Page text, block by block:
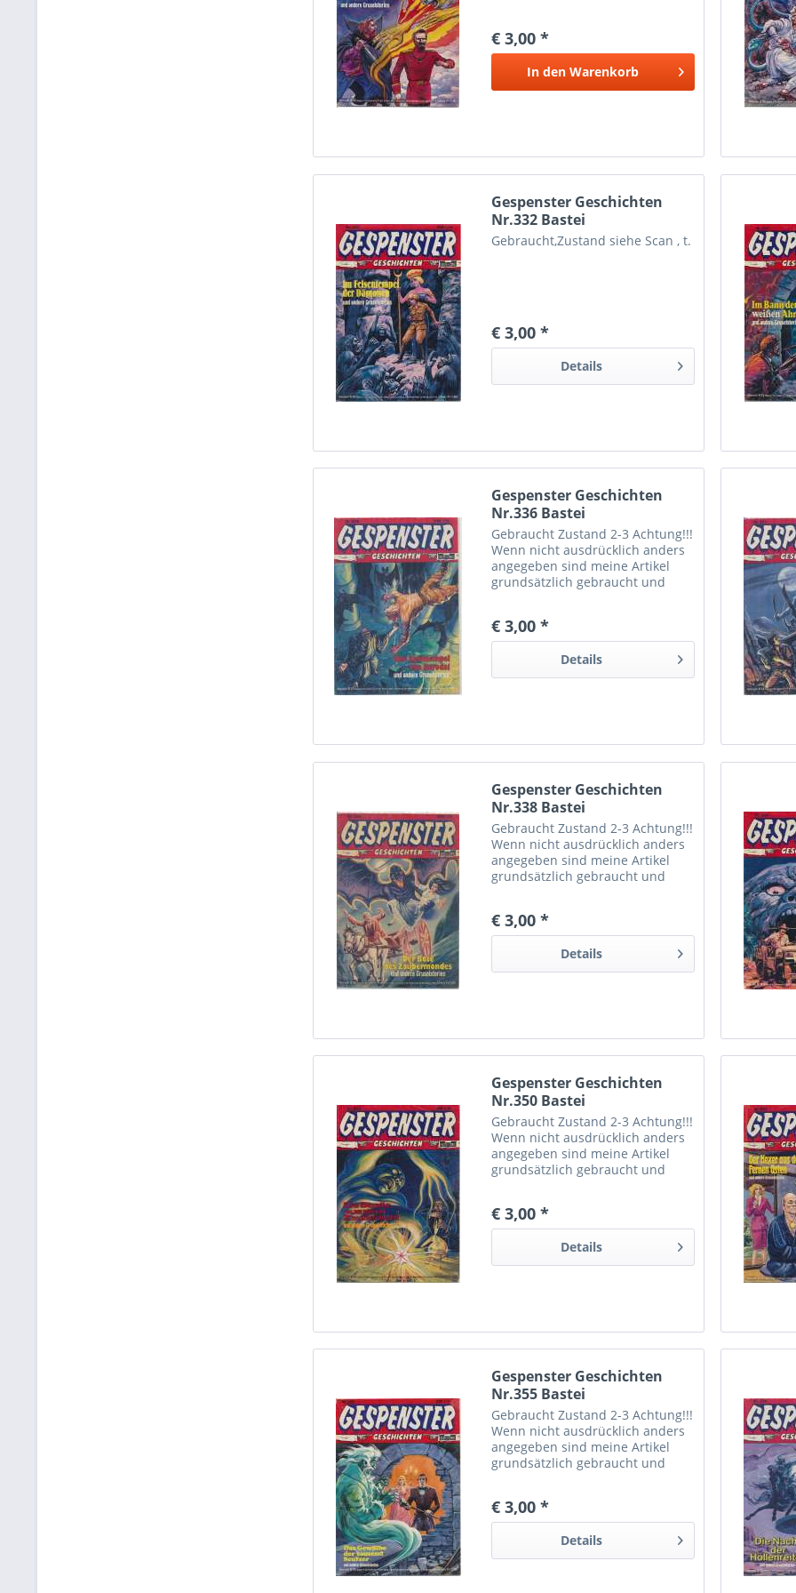
€ 3,00 *
In den Warenkorb
Gespenster Geschichten
Nr.332 Bastei
Gebraucht,Zustand siehe Scan , t.
€ 3,00 *
Details
Gespenster Geschichten
Nr.336 Bastei
Gebraucht Zustand 2-3 Achtung!!!
Wenn nicht ausdrücklich anders
angegeben sind meine Artikel
grundsätzlich gebraucht und
Trotzdem bin ich ständig bemüht
die Artikel nach bestem Wissen
€ 3,00 *
Details
Gespenster Geschichten
Nr.338 Bastei
Gebraucht Zustand 2-3 Achtung!!!
Wenn nicht ausdrücklich anders
angegeben sind meine Artikel
grundsätzlich gebraucht und
Trotzdem bin ich ständig bemüht
die Artikel nach bestem Wissen
€ 3,00 *
Details
Gespenster Geschichten
Nr.350 Bastei
Gebraucht Zustand 2-3 Achtung!!!
Wenn nicht ausdrücklich anders
angegeben sind meine Artikel
grundsätzlich gebraucht und
Trotzdem bin ich ständig bemüht
die Artikel nach bestem Wissen
€ 3,00 *
Details
Gespenster Geschichten
Nr.355 Bastei
Gebraucht Zustand 2-3 Achtung!!!
Wenn nicht ausdrücklich anders
angegeben sind meine Artikel
grundsätzlich gebraucht und
Trotzdem bin ich ständig bemüht
die Artikel nach bestem Wissen
€ 3,00 *
Details